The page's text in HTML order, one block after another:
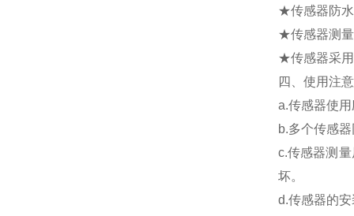
★传感器防
★传感器测量
★传感器采用
四、使用注
a.传感器使
b.多个传感
c.传感器测
坏。
d.传感器的